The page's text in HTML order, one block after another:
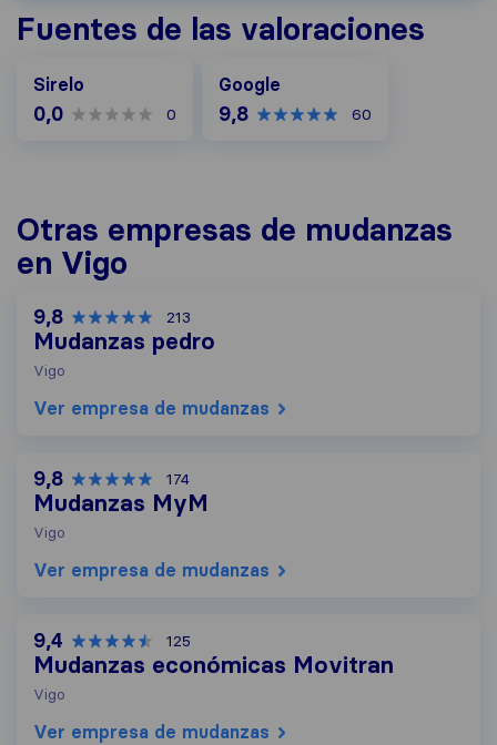
Fuentes de las valoraciones
Sirelo
0,0 0
Google
9,8 60
Otras empresas de mudanzas
en Vigo
9,8 213
Mudanzas pedro
Vigo
Ver empresa de mudanzas
9,8 174
Mudanzas MyM
Vigo
Ver empresa de mudanzas
9,4 125
Mudanzas económicas Movitran
Vigo
Ver empresa de mudanzas